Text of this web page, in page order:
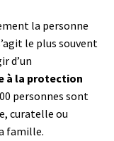
la personne
le plus souvent
d’un
à la protection
personnes sont
curatelle ou
famille.